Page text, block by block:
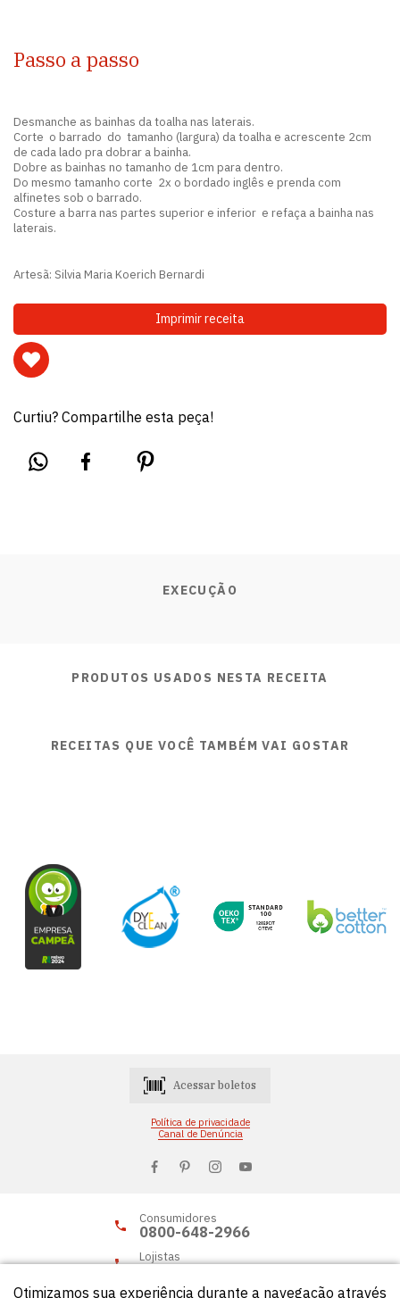
Passo a passo
Desmanche as bainhas da toalha nas laterais.
Corte o barrado do tamanho (largura) da toalha e acrescente 2cm
de cada lado pra dobrar a bainha.
Dobre as bainhas no tamanho de 1cm para dentro.
Do mesmo tamanho corte 2x o bordado inglês e prenda com
alfinetes sob o barrado.
Costure a barra nas partes superior e inferior e refaça a bainha nas
laterais.
Artesã: Silvia Maria Koerich Bernardi
Imprimir receita
Curtiu? Compartilhe esta peça!
EXECUÇÃO
PRODUTOS USADOS NESTA RECEITA
RECEITAS QUE VOCÊ TAMBÉM VAI GOSTAR
Acessar boletos
Política de privacidade
Canal de Denúncia
Consumidores
0800-648-2966
Lojistas
0800-648-2955
Otimizamos sua experiência durante a navegação através